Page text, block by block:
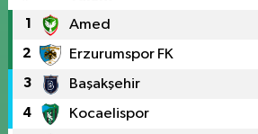
1 Amed
2 Erzurumspor FK
3 Başakşehir
4 Kocaelispor